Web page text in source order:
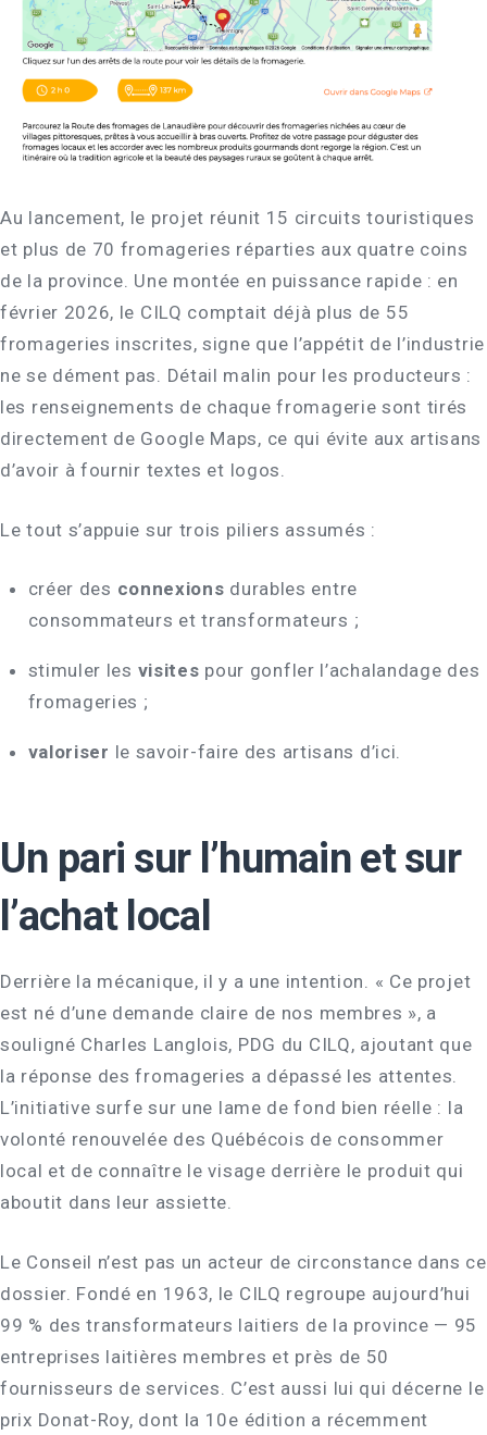
Au lancement, le projet réunit 15 circuits touristiques
et plus de 70 fromageries réparties aux quatre coins
de la province. Une montée en puissance rapide : en
février 2026, le CILQ comptait déjà plus de 55
fromageries inscrites, signe que l’appétit de l’industrie
ne se dément pas. Détail malin pour les producteurs :
les renseignements de chaque fromagerie sont tirés
directement de Google Maps, ce qui évite aux artisans
d’avoir à fournir textes et logos.
Le tout s’appuie sur trois piliers assumés :
créer des connexions durables entre
consommateurs et transformateurs ;
stimuler les visites pour gonfler l’achalandage des
fromageries ;
valoriser le savoir-faire des artisans d’ici.
Un pari sur l’humain et sur
l’achat local
Derrière la mécanique, il y a une intention. « Ce projet
est né d’une demande claire de nos membres », a
souligné Charles Langlois, PDG du CILQ, ajoutant que
la réponse des fromageries a dépassé les attentes.
L’initiative surfe sur une lame de fond bien réelle : la
volonté renouvelée des Québécois de consommer
local et de connaître le visage derrière le produit qui
aboutit dans leur assiette.
Le Conseil n’est pas un acteur de circonstance dans ce
dossier. Fondé en 1963, le CILQ regroupe aujourd’hui
99 % des transformateurs laitiers de la province — 95
entreprises laitières membres et près de 50
fournisseurs de services. C’est aussi lui qui décerne le
prix Donat-Roy, dont la 10e édition a récemment